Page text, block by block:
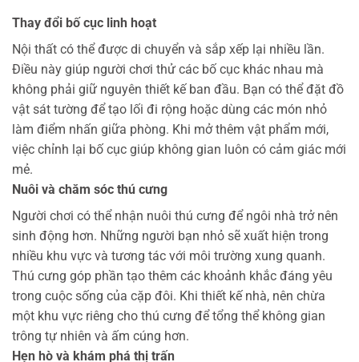
Thay đổi bố cục linh hoạt
Nội thất có thể được di chuyển và sắp xếp lại nhiều lần.
Điều này giúp người chơi thử các bố cục khác nhau mà
không phải giữ nguyên thiết kế ban đầu. Bạn có thể đặt đồ
vật sát tường để tạo lối đi rộng hoặc dùng các món nhỏ
làm điểm nhấn giữa phòng. Khi mở thêm vật phẩm mới,
việc chỉnh lại bố cục giúp không gian luôn có cảm giác mới
mẻ.
Nuôi và chăm sóc thú cưng
Người chơi có thể nhận nuôi thú cưng để ngôi nhà trở nên
sinh động hơn. Những người bạn nhỏ sẽ xuất hiện trong
nhiều khu vực và tương tác với môi trường xung quanh.
Thú cưng góp phần tạo thêm các khoảnh khắc đáng yêu
trong cuộc sống của cặp đôi. Khi thiết kế nhà, nên chừa
một khu vực riêng cho thú cưng để tổng thể không gian
trông tự nhiên và ấm cúng hơn.
Hẹn hò và khám phá thị trấn